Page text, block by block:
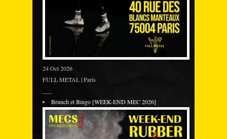
24 Oct 2026
FULL METAL | Paris
Brunch et Bingo [WEEK-END MEC 2026]